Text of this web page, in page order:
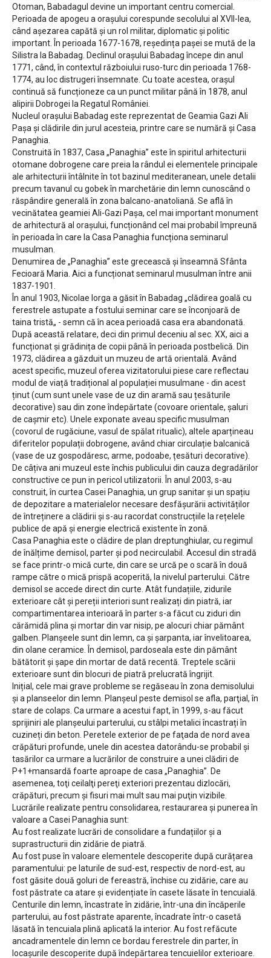
Otoman, Babadagul devine un important centru comercial.
Perioada de apogeu a orașului corespunde secolului al XVII-lea,
când așezarea capătă și un rol militar, diplomatic și politic
important. În perioada 1677-1678, reședința pașei se mută de la
Silistra la Babadag. Declinul orașului Babadag începe din anul
1771, când, în contextul războiului ruso-turc din perioada 1768-
1774, au loc distrugeri însemnate. Cu toate acestea, orașul
continuă să funcționeze ca un punct militar până în 1878, anul
alipirii Dobrogei la Regatul României.
Nucleul orașului Babadag este reprezentat de Geamia Gazi Ali
Pașa și clădirile din jurul acesteia, printre care se numără și Casa
Panaghia.
Construită în 1837, Casa „Panaghia” este în spiritul arhitecturii
otomane dobrogene care preia la rândul ei elementele principale
ale arhitecturii întâlnite în tot bazinul mediteranean, unele detalii
precum tavanul cu gobek în marchetărie din lemn cunoscând o
răspândire generală în zona balcano-anatoliană. Se află în
vecinătatea geamiei Ali-Gazi Pașa, cel mai important monument
de arhitectură al orașului, funcționând cel mai probabil împreună
în perioada în care la Casa Panaghia funcționa seminarul
musulman.
Denumirea de „Panaghia” este grecească și înseamnă Sfânta
Fecioară Maria. Aici a funcționat seminarul musulman între anii
1837-1901.
În anul 1903, Nicolae Iorga a găsit în Babadag „clădirea goală cu
ferestrele astupate a fostului seminar care se înconjoară de
taina tristă„ - semn că în acea perioadă casa era abandonată.
După această relatare, deci din primul deceniu al sec. XX, aici a
funcționat și grădinița de copii până în perioada postbelică. Din
1973, clădirea a găzduit un muzeu de artă orientală. Având
acest specific, muzeul oferea vizitatorului piese care reflectau
modul de viață tradițional al populației musulmane - din acest
ținut (cum sunt unele vase de uz din aramă sau țesăturile
decorative) sau din zone îndepărtate (covoare orientale, șaluri
de cașmir etc). Unele exponate aveau specific musulman
(covorul de rugăciune, vasul de spălat ritualic), altele aparțineau
diferitelor populații dobrogene, având chiar circulație balcanică
(vase de uz gospodăresc, arme, podoabe, țesături decorative).
De câțiva ani muzeul este închis publicului din cauza degradărilor
constructive ce pun in pericol utilizatorii. În anul 2003, s-au
construit, în curtea Casei Panaghia, un grup sanitar și un spațiu
de depozitare a materialelor necesare desfășurării activităților
de întreținere a clădirii și s-au racordat construcțiile la rețelele
publice de apă și energie electrică existente în zonă.
Casa Panaghia este o clădire de plan dreptunghiular, cu regimul
de înălțime demisol, parter și pod necirculabil. Accesul din stradă
se face printr-o mică curte, din care se urcă pe o scară în două
rampe către o mică prispă acoperită, la nivelul parterului. Către
demisol se accede direct din curte. Atât fundațiile, zidurile
exterioare cât și pereții interiori sunt realizați din piatră, iar
compartimentarea interioară în parter s-a făcut cu ziduri din
cărămidă plina și mortar din var nisip, pe alocuri chiar pământ
galben. Planșeele sunt din lemn, ca și șarpanta, iar învelitoarea,
din olane ceramice. În demisol, pardoseala este din pământ
bătătorit și șape din mortar de dată recentă. Treptele scării
exterioare sunt din blocuri de piatră prelucrată îngrijit.
Inițial, cele mai grave probleme se regăseau în zona demisolului
și a planseelor din lemn. Planşeul peste demisol se afla, parţial, în
stare de colaps. Ca urmare a acestui fapt, în 1999, s-au făcut
sprijiniri ale planșeului parterului, cu stâlpi metalici încastrați în
cuzineți din beton. Peretele exterior de pe faţada de nord avea
crăpături profunde, unele din acestea datorându-se probabil şi
tasărilor ca urmare a lucrărilor de construire a unei clădiri de
P+1+mansardă foarte aproape de casa „Panaghia”. De
asemenea, toţi ceilalţi pereţi exteriori prezentau dizlocări,
crăpături, precum şi fisuri mai mult sau mai puţin vizibile.
Lucrările realizate pentru consolidarea, restaurarea și punerea în
valoare a Casei Panaghia sunt:
Au fost realizate lucrări de consolidare a fundațiilor și a
suprastructurii din zidărie de piatră.
Au fost puse în valoare elementele descoperite după curățarea
paramentului: pe laturile de sud-est, respectiv de nord-est, au
fost găsite două goluri de fereastră, închise cu zidărie, care au
fost păstrate ca atare și evidențiate în casete lăsate în tencuială.
Centurile din lemn, încastrate în zidărie, într-una din încăperile
parterului, au fost păstrate aparente, încadrate într-o casetă
lăsată în tencuiala plină aplicată la interior. Au fost refăcute
ancadramentele din lemn ce bordau ferestrele din parter, în
locașurile descoperite după îndepărtarea tencuielilor exterioare.